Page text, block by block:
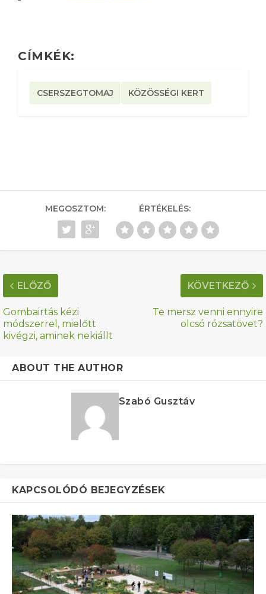
CÍMKÉK:
CSERSZEGTOMAJ KÖZÖSSÉGI KERT
MEGOSZTOM: ÉRTÉKELÉS:
ELŐZŐ
Gombairtás kézi
módszerrel, mielőtt
kivégzi, aminek nekiállt
KÖVETKEZŐ
Te mersz venni ennyire
olcsó rózsatövet?
ABOUT THE AUTHOR
Szabó Gusztáv
KAPCSOLÓDÓ BEJEGYZÉSEK